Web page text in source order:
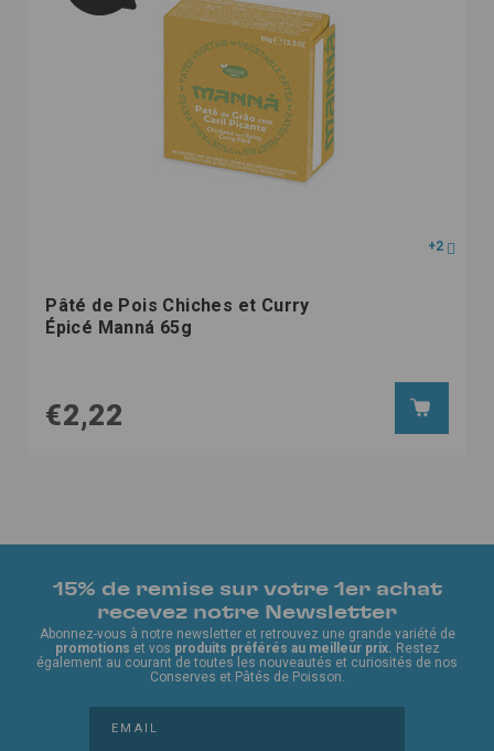
+2
Pâté de Pois Chiches et Curry
Épicé Manná 65g
€2,22
15% de remise sur votre 1er achat
recevez notre Newsletter
Abonnez-vous à notre newsletter et retrouvez une grande variété de
promotions et vos produits préférés au meilleur prix. Restez
également au courant de toutes les nouveautés et curiosités de nos
Conserves et Pâtés de Poisson.